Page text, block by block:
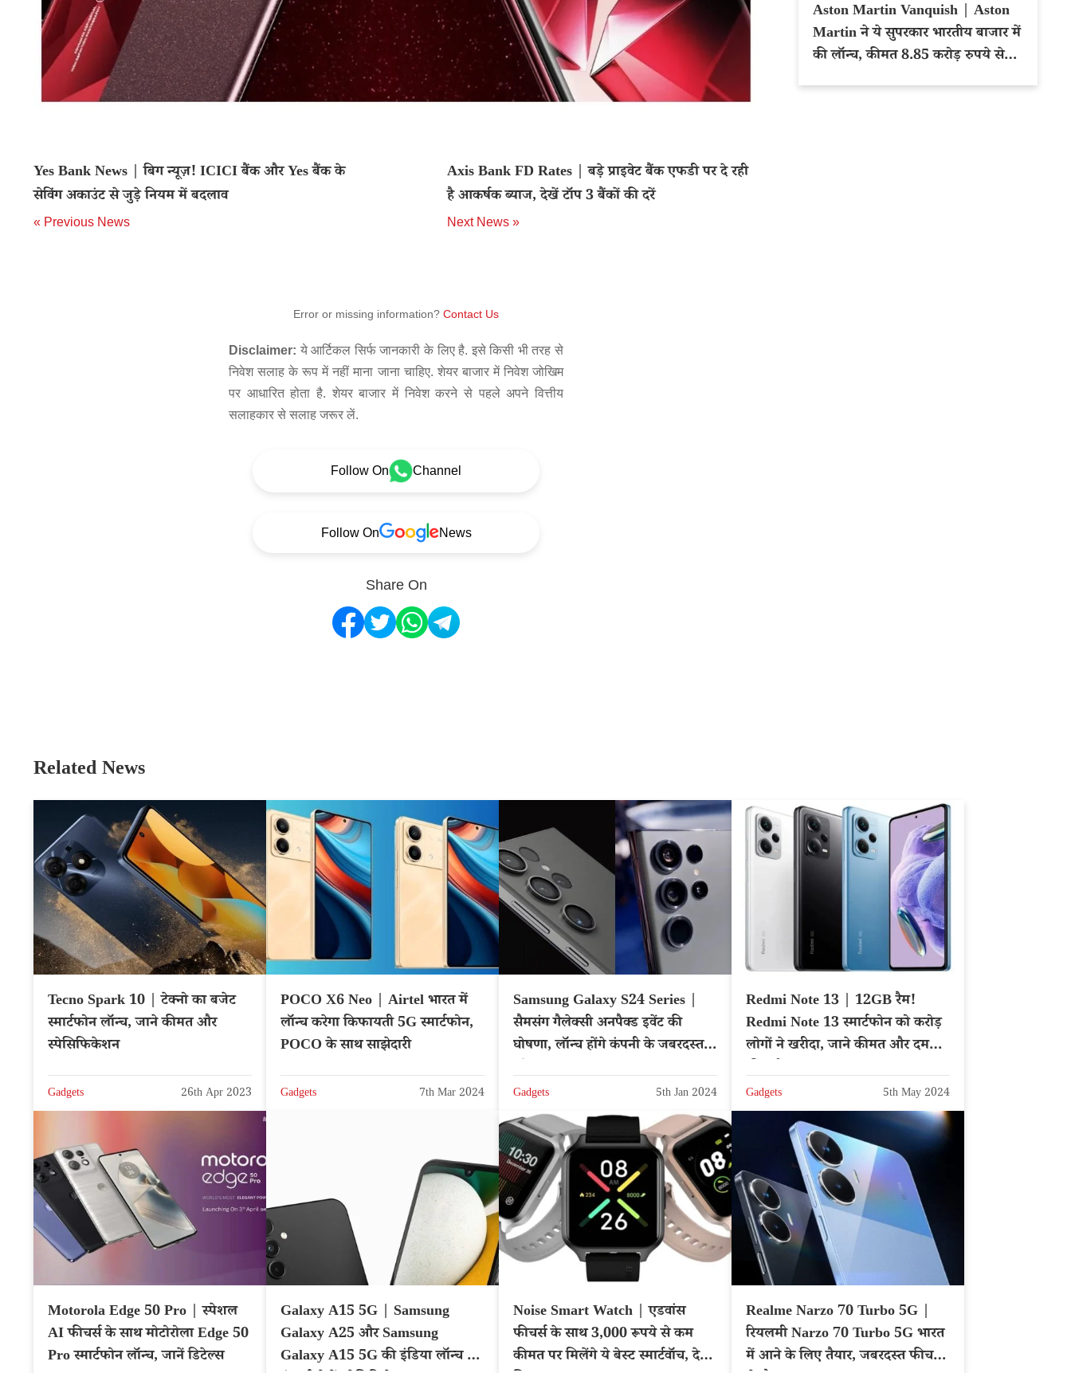
Yes Bank News | बिग न्यूज़! ICICI बैंक और Yes बैंक के
सेविंग अकाउंट से जुड़े नियम में बदलाव
« Previous News
Axis Bank FD Rates | बड़े प्राइवेट बैंक एफडी पर दे रही
है आकर्षक ब्याज, देखें टॉप 3 बैंकों की दरें
Next News »
Error or missing information? Contact Us
Disclaimer: ये आर्टिकल सिर्फ जानकारी के लिए है. इसे किसी भी तरह से
निवेश सलाह के रूप में नहीं माना जाना चाहिए. शेयर बाजार में निवेश जोखिम
पर आधारित होता है. शेयर बाजार में निवेश करने से पहले अपने वित्तीय
सलाहकार से सलाह जरूर लें.
Follow On Channel
Follow On News
Share On
Aston Martin Vanquish | Aston
Martin ने ये सुपरकार भारतीय बाजार में
की लॉन्च, कीमत 8.85 करोड़ रुपये से
Related News
Tecno Spark 10 | टेक्नो का बजेट
स्मार्टफोन लॉन्च, जाने कीमत और
स्पेसिफिकेशन
Gadgets 26th Apr 2023
POCO X6 Neo | Airtel भारत में
लॉन्च करेगा किफायती 5G स्मार्टफोन,
POCO के साथ साझेदारी
Gadgets 7th Mar 2024
Samsung Galaxy S24 Series |
सैमसंग गैलेक्सी अनपैक्ड इवेंट की
घोषणा, लॉन्च होंगे कंपनी के जबरदस्त
Gadgets 5th Jan 2024
Redmi Note 13 | 12GB रैम!
Redmi Note 13 स्मार्टफोन को करोड़
लोगों ने खरीदा, जाने कीमत और दमदार
Gadgets 5th May 2024
Motorola Edge 50 Pro | स्पेशल
AI फीचर्स के साथ मोटोरोला Edge 50
Pro स्मार्टफोन लॉन्च, जानें डिटेल्स
Galaxy A15 5G | Samsung
Galaxy A25 और Samsung
Galaxy A15 5G की इंडिया लॉन्च डेट
Noise Smart Watch | एडवांस
फीचर्स के साथ 3,000 रूपये से कम
कीमत पर मिलेंगे ये बेस्ट स्मार्टवॉच, देखें
Realme Narzo 70 Turbo 5G |
रियलमी Narzo 70 Turbo 5G भारत
में आने के लिए तैयार, जबरदस्त फीचर्स